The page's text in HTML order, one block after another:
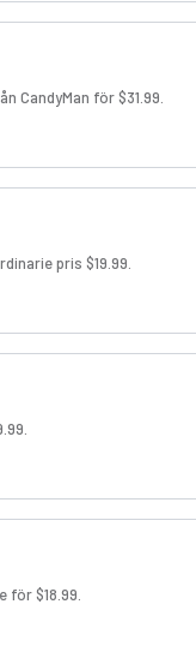
CandyMan för $31.99.
pris $19.99.
$18.99.